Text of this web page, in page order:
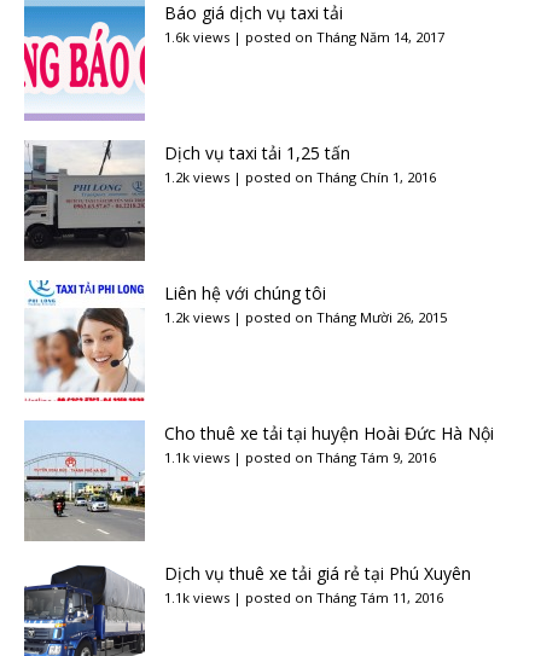
Báo giá dịch vụ taxi tải
1.6k views | posted on Tháng Năm 14, 2017
Dịch vụ taxi tải 1,25 tấn
1.2k views | posted on Tháng Chín 1, 2016
Liên hệ với chúng tôi
1.2k views | posted on Tháng Mười 26, 2015
Cho thuê xe tải tại huyện Hoài Đức Hà Nội
1.1k views | posted on Tháng Tám 9, 2016
Dịch vụ thuê xe tải giá rẻ tại Phú Xuyên
1.1k views | posted on Tháng Tám 11, 2016